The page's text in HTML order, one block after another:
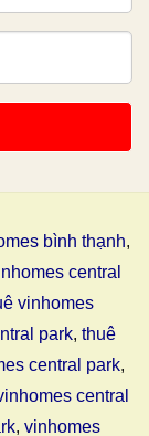
bình thạnh,
central
vinhomes
park, thuê
central park,
central
, vinhomes